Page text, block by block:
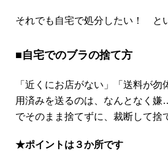
それでも自宅で処分したい！ と
■自宅でのブラの捨て方
「近くにお店がない」「送料が勿
用済みを送るのは、なんとなく
でそのまま捨てずに、裁断して捨
★ポイントは３か所です